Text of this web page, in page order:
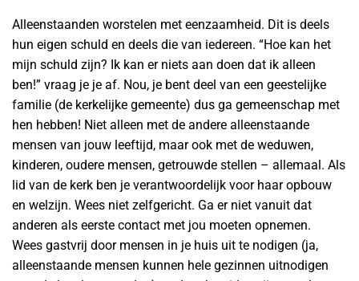
Alleenstaanden worstelen met eenzaamheid. Dit is deels
hun eigen schuld en deels die van iedereen. “Hoe kan het
mijn schuld zijn? Ik kan er niets aan doen dat ik alleen
ben!” vraag je je af. Nou, je bent deel van een geestelijke
familie (de kerkelijke gemeente) dus ga gemeenschap met
hen hebben! Niet alleen met de andere alleenstaande
mensen van jouw leeftijd, maar ook met de weduwen,
kinderen, oudere mensen, getrouwde stellen – allemaal. Als
lid van de kerk ben je verantwoordelijk voor haar opbouw
en welzijn. Wees niet zelfgericht. Ga er niet vanuit dat
anderen als eerste contact met jou moeten opnemen.
Wees gastvrij door mensen in je huis uit te nodigen (ja,
alleenstaande mensen kunnen hele gezinnen uitnodigen